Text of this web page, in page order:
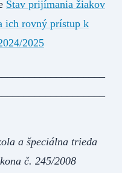
Stav prijímania žiakov
ich rovný prístup k
2025
a špeciálna trieda
č. 245/2008